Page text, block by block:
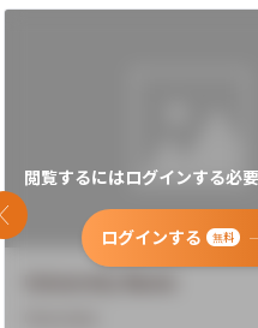
閲覧するにはログインする必要
ログインする 無料
前のスライド